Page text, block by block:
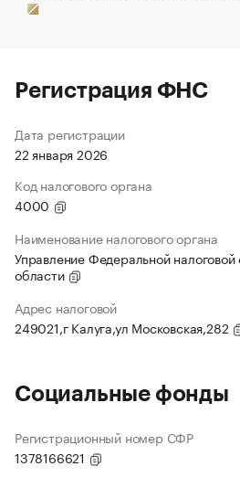
Регистрация ФНС
Дата регистрации
22 января 2026
Код налогового органа
4000
Наименование налогового органа
Управление Федеральной
области
Адрес налоговой
249021,г Калуга,ул Московская,282
Социальные фонды
Регистрационный номер СФР
1378166621